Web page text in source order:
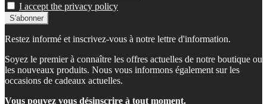
I accept the privacy policy
Restez informé et inscrivez-vous à notre lettre d'information.
Soyez le premier à connaître les offres actuelles de notre boutique ou
les nouveaux produits. Nous vous informons également sur les
occasions de cadeaux actuelles.
Vous pouvez vous désinscrire à tout moment.